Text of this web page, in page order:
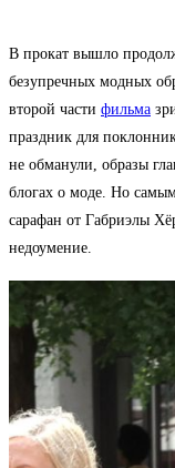
В прокат вышло
безупречных модных
второй части фильма
праздник для
не обманули, образы
блогах о моде. Но
сарафан от Габриэлы
недоумение.